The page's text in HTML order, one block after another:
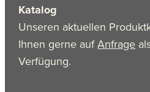
Katalog
Unseren aktuellen
Ihnen gerne aufAnfrage
Verfügung.